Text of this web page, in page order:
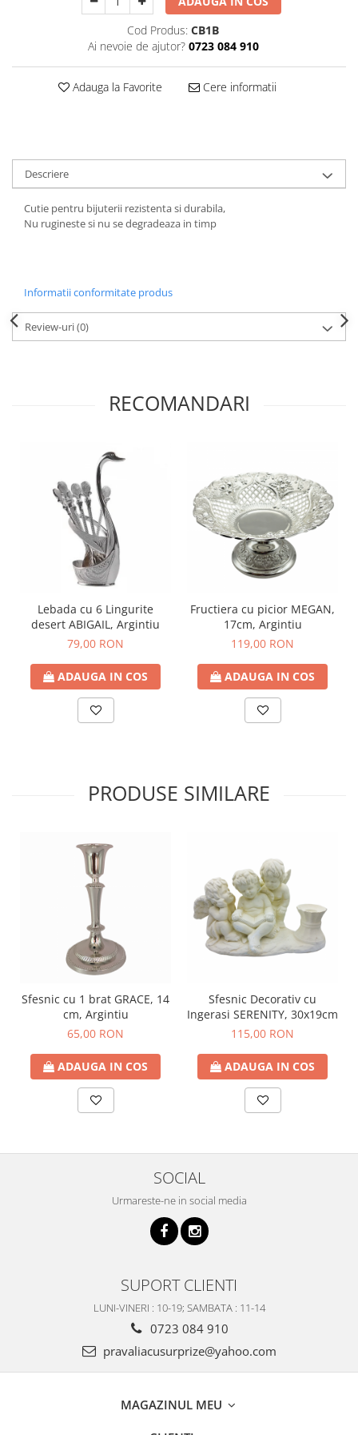
Decoratiuni Craciun
Crengute Decorative
Decoratiuni Luminoase
Felicitari, Cutii si Pungi de Cadou
Cod Produs: CB1B
Ai nevoie de ajutor? 0723 084 910
Adauga la Favorite Cere informatii
Descriere
Cutie pentru bijuterii rezistenta si durabila,
Nu rugineste si nu se degradeaza in timp
Informatii conformitate produs
Review-uri(0)
RECOMANDARI
Lebada cu 6 Lingurite
desert ABIGAIL, Argintiu
79,00 RON
ADAUGA IN COS
Fructiera cu picior MEGAN,
17cm, Argintiu
119,00 RON
ADAUGA IN COS
PRODUSE SIMILARE
Sfesnic cu 1 brat GRACE, 14
cm, Argintiu
65,00 RON
ADAUGA IN COS
Sfesnic Decorativ cu
Ingerasi SERENITY, 30x19cm
115,00 RON
ADAUGA IN COS
SOCIAL
Urmareste-ne in social media
SUPORT CLIENTI
LUNI-VINERI : 10-19; SAMBATA : 11-14
0723 084 910
pravaliacusurprize@yahoo.com
MAGAZINUL MEU